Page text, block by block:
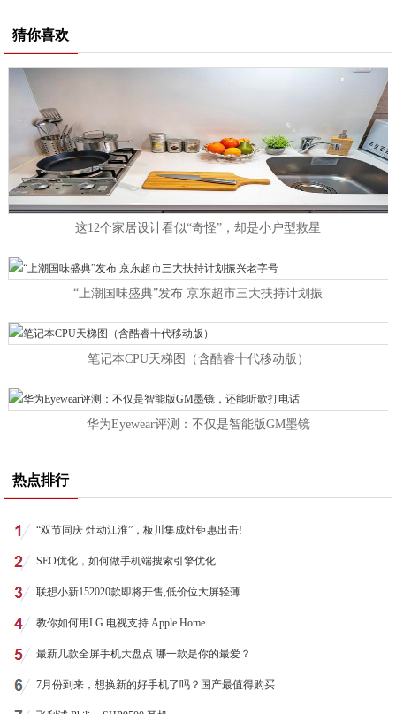
猜你喜欢
这12个家居设计看似“奇怪”，却是小户型救星
“上潮国味盛典”发布 京东超市三大扶持计划振
笔记本CPU天梯图（含酷睿十代移动版）
华为Eyewear评测：不仅是智能版GM墨镜
热点排行
“双节同庆 灶动江淮”，板川集成灶钜惠出击!
SEO优化，如何做手机端搜索引擎优化
联想小新152020款即将开售,低价位大屏轻薄
教你如何用LG 电视支持 Apple Home
最新几款全屏手机大盘点 哪一款是你的最爱？
7月份到来，想换新的好手机了吗？国产最值得购买